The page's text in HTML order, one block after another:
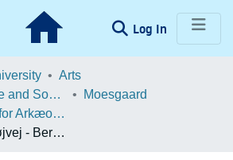
Log In (current)
Arts
School of Culture and Society
Moesgaard
Beretningsarkiv for Arkæologiske Undersøgelser
HAM 2059 Dohøjvej - Beretning 2001